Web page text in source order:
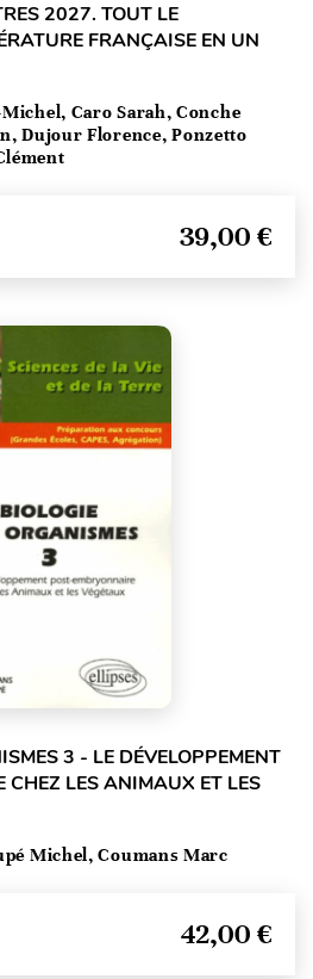
2027. TOUT LE
FRANÇAISE EN UN
Caro Sarah, Conche
Dujour Florence, Ponzetto
39,00 €
3 - LE DÉVELOPPEMENT
CHEZ LES ANIMAUX ET LES
Michel, Coumans Marc
42,00 €